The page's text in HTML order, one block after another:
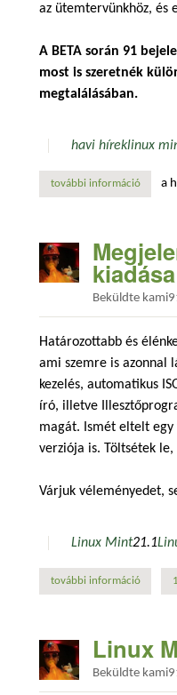
az ütemtervünkhöz, és
A BETA során 91
most is szeretnék
megtalálásában.
havi híreklinux
további információlinuxa
kiadása
Beküldte
Határozottabb és
ami szemre is azonnal
kezelés, automatikus
író, illetve
magát. Ismét eltelt egy
verziója is. Töltsétek
Várjuk véleményedet,
Linux Mint21.1
további információ
Linux
Beküldte